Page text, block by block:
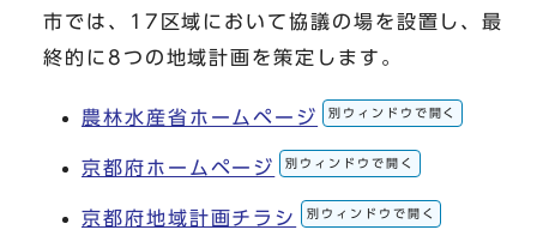
市では、17区域において協議の場を設置し、最
終的に8つの地域計画を策定します。
農林水産省ホームページ 別ウィンドウで開く
京都府ホームページ 別ウィンドウで開く
京都府地域計画チラシ 別ウィンドウで開く